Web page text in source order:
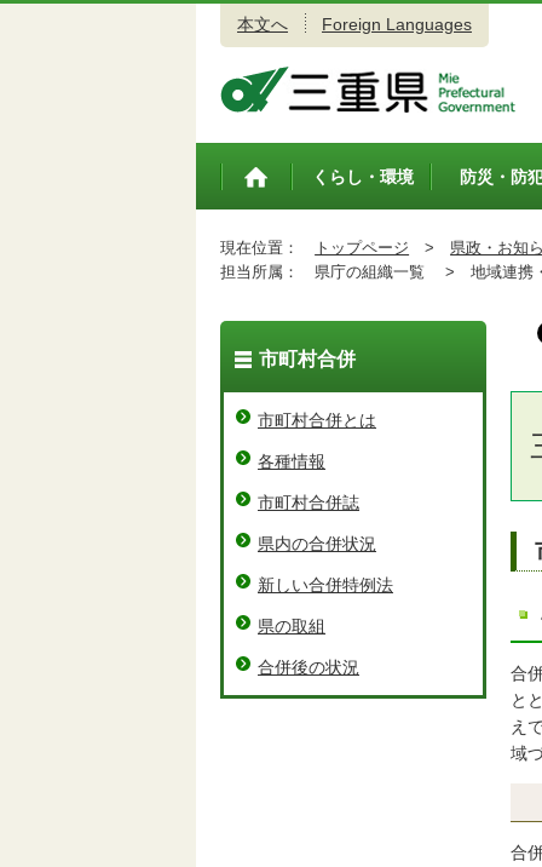
本文へ Foreign Languages
トップペ
くらし・環境 防災・防
現在位置： トップページ > 県政・お知
担当所属：
県庁の組織一覧 > 地域連携
合
と
え
域
合
市町村合併
市町村合併とは
各種情報
市町村合併誌
県内の合併状況
新しい合併特例法
県の取組
合併後の状況